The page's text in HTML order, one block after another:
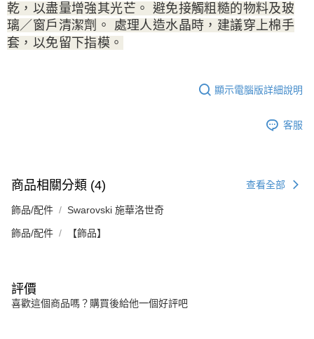
乾，以盡量增強其光芒。 避免接觸粗糙的物料及玻
璃／窗戶清潔劑。 處理人造水晶時，建議穿上棉手
套，以免留下指模。
顯示電腦版詳細說明
客服
商品相關分類 (4) 查看全部
飾品/配件 Swarovski 施華洛世奇
飾品/配件 【飾品】
評價
喜歡這個商品嗎？購買後給他一個好評吧